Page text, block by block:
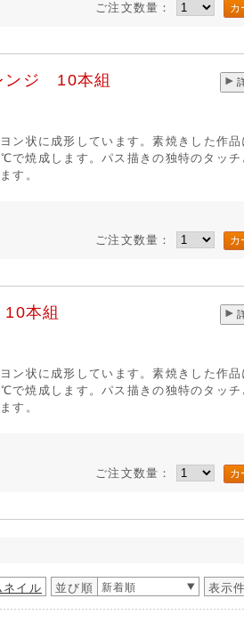
ご注文数量：
ンジ 10本組
ン状に成形しています。素焼きした作
で焼成します。パス描きの独特のタッチ
す。
ご注文数量：
本組
ン状に成形しています。素焼きした作
で焼成します。パス描きの独特のタッチ
す。
ご注文数量：
ネイル 並び順 新着順 表示